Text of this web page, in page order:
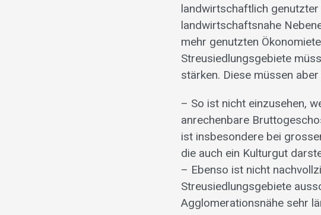
landwirtschaftlich
landwirtschaftsnahe
mehr genutzten
Streusiedlungsgebiete
stärken. Diese müssen
– So ist nicht einzusehen,
anrechenbare
ist insbesondere bei
die auch ein Kulturgut
– Ebenso ist nicht
Streusiedlungsgebiete
Agglomerationsnähe sehr